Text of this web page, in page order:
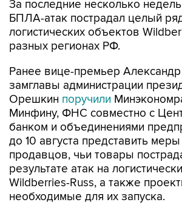
За последние несколько
БПЛА-атак пострадал целый
логистических объектов
разных регионах РФ.
Ранее вице-премьер
замглавы администрации
Орешкин поручили
Минфину, ФНС совместно с
банком и объединениями
до 10 августа представить
продавцов, чьи товары
результате атак на
Wildberries-Russ, а также
необходимые для их запуска.